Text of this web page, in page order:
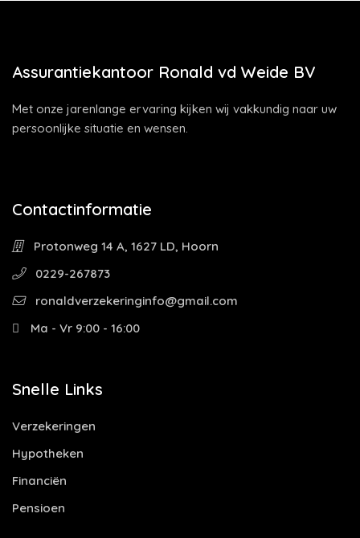
Assurantiekantoor Ronald vd Weide BV
Met onze jarenlange ervaring kijken wij vakkundig naar uw
persoonlijke situatie en wensen.
Contactinformatie
Protonweg 14 A, 1627 LD, Hoorn
0229-267873
ronaldverzekeringinfo@gmail.com
Ma - Vr 9:00 - 16:00
Snelle Links
Verzekeringen
Hypotheken
Financiën
Pensioen